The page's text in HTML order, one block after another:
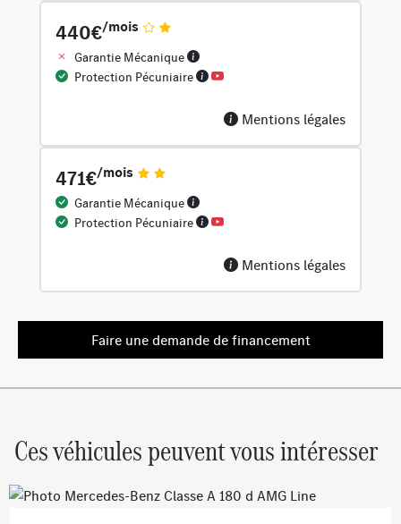
440€/mois
Garantie Mécanique
Protection Pécuniaire
Mentions légales
471€/mois
Garantie Mécanique
Protection Pécuniaire
Mentions légales
Faire une demande de financement
Ces véhicules peuvent vous intéresser